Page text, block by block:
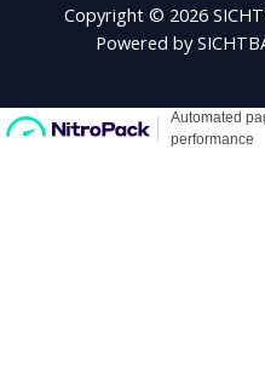
Copyright © 2026
Powered by